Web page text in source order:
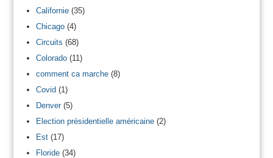
Californie(35)
Chicago(4)
Circuits (68)
Colorado(11)
comment ca marche(8)
Covid(1)
Denver(5)
Election présidentielle américaine(2)
Est(17)
Floride(34)